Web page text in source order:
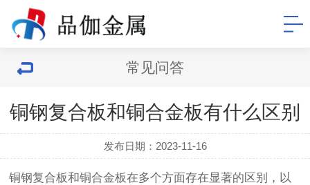
常见问答
铜钢复合板和铜合金板有什么区别
发布日期：2023-11-16
铜钢复合板和铜合金板在多个方面存在显著的区别，以